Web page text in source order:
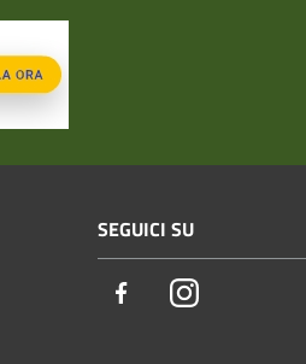
SEGUICI SU
FacebookInstagram